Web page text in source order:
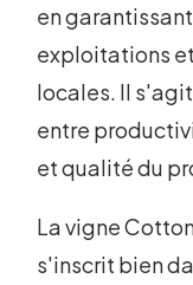
en
exploitations
locales. Il
entre
et qualité du
La vigne
s'inscrit bien